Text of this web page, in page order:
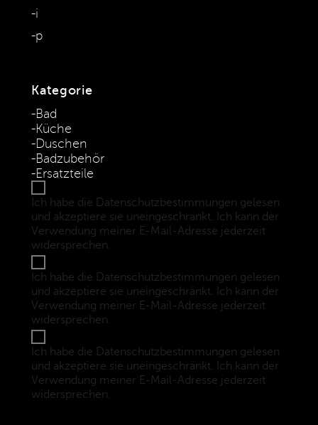
i
p
Kategorie
Bad
Küche
Duschen
Badzubehör
Ersatzteile
Ich habe die Datenschutzbestimmungen gelesen
und akzeptiere sie uneingeschränkt. Ich kann der
Verwendung meiner E-Mail-Adresse jederzeit
widersprechen.
Ich habe die Datenschutzbestimmungen gelesen
und akzeptiere sie uneingeschränkt. Ich kann der
Verwendung meiner E-Mail-Adresse jederzeit
widersprechen.
Ich habe die Datenschutzbestimmungen gelesen
und akzeptiere sie uneingeschränkt. Ich kann der
Verwendung meiner E-Mail-Adresse jederzeit
widersprechen.